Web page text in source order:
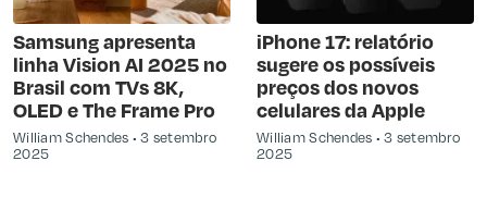
Samsung apresenta
linha Vision AI 2025 no
Brasil com TVs 8K,
OLED e The Frame Pro
William Schendes
3 setembro
2025
iPhone 17: relatório
sugere os possíveis
preços dos novos
celulares da Apple
William Schendes
3 setembro
2025